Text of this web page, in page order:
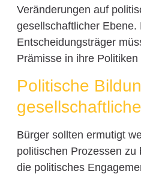
Veränderungen auf
gesellschaftlicher Ebene.
Entscheidungsträger
Prämisse in ihre Politiken
Politische
Bürger sollten ermutigt
politischen Prozessen zu
die politisches